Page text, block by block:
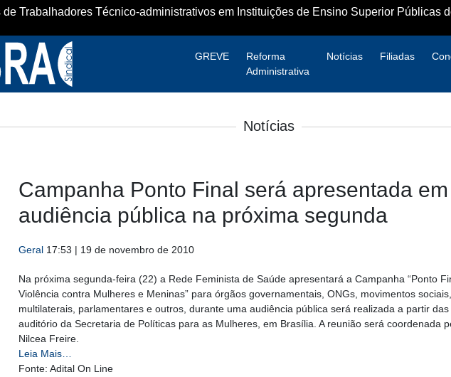
Trabalhadores Técnico-administrativos em Instituições de Ensino Superior Públicas
GREVE
Reforma
Administrativa
Notícias Filiadas
Notícias
Campanha Ponto Final será apresentada em
audiência pública na próxima segunda
Geral 17:53 | 19 de novembro de 2010
Na próxima segunda-feira (22) a Rede Feminista de Saúde apresentará a Campanha “Ponto
Violência contra Mulheres e Meninas” para órgãos governamentais, ONGs, movimentos
multilaterais, parlamentares e outros, durante uma audiência pública será realizada a partir
auditório da Secretaria de Políticas para as Mulheres, em Brasília. A reunião será coordenada
Nilcea Freire.
Leia Mais…
Fonte: Adital On Line